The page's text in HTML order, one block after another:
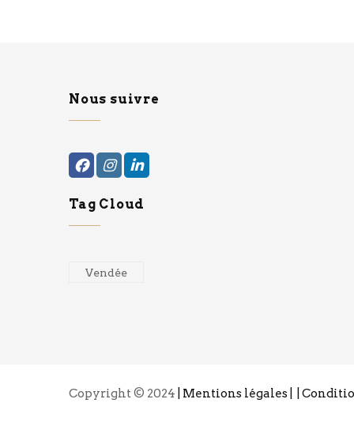
Nous suivre
Tag Cloud
Vendée
Copyright © 2024 | Mentions légales | |